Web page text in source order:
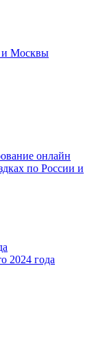
и Москвы
онлайн
по России и
2024 года